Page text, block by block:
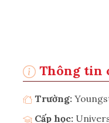
Thông tin
Trường:
Cấp học: